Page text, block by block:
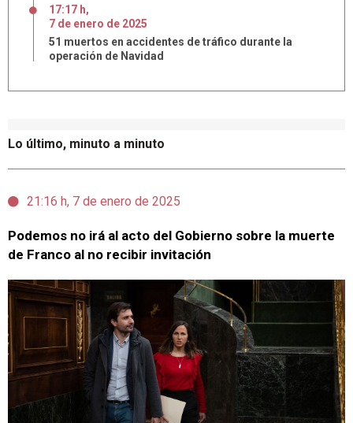
Lo último, minuto a minuto
21:16 h, 7 de enero de 2025
Podemos no irá al acto del Gobierno sobre la muerte
de Franco al no recibir invitación
17:17 h,
7 de enero de 2025
51 muertos en accidentes de tráfico durante la
operación de Navidad